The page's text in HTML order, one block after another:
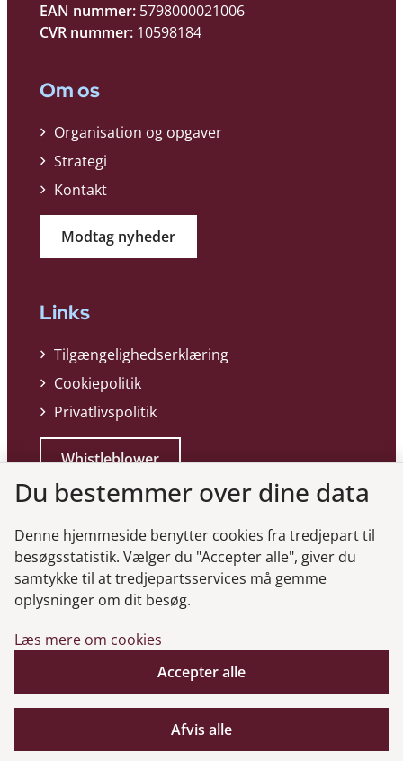
EAN nummer: 5798000021006
CVR nummer: 10598184
Om os
Organisation og opgaver
Strategi
Kontakt
Modtag nyheder
Links
Tilgængelighedserklæring
Cookiepolitik
Privatlivspolitik
Whistleblower
Genveje
Gå til virksomhedsregisteret
Gå til selskabsmeddelelser
Du bestemmer over dine data
Denne hjemmeside benytter cookies fra tredjepart til
besøgsstatistik. Vælger du "Accepter alle", giver du
samtykke til at tredjepartsservices må gemme
oplysninger om dit besøg.
Læs mere om cookies
Accepter alle
Afvis alle